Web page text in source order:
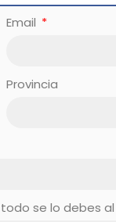
Email
Provincia
se lo debes